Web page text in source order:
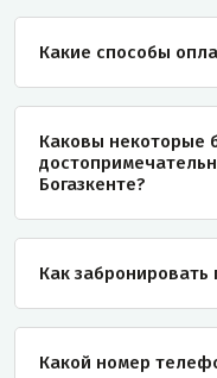
Какие способы
Каковы некоторые
Богазкенте?
Как забронировать
Какой номер